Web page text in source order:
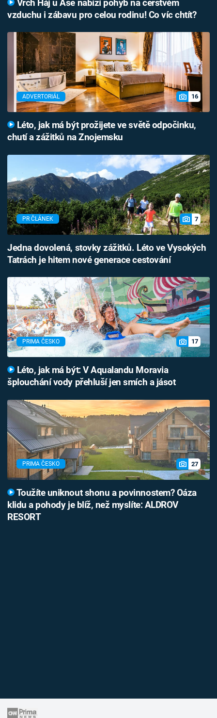
Vrch Háj u Aše nabízí pohyb na čerstvém
vzduchu i zábavu pro celou rodinu! Co víc chtít?
ADVERTORIÁL 16
Léto, jak má být prožijete ve světě odpočinku,
chutí a zážitků na Znojemsku
PR ČLÁNEK 7
Jedna dovolená, stovky zážitků. Léto ve Vysokých
Tatrách je hitem nové generace cestování
PRIMA ČESKO 17
Léto, jak má být: V Aqualandu Moravia
šplouchání vody přehluší jen smích a jásot
PRIMA ČESKO 27
Toužíte uniknout shonu a povinnostem? Oáza
klidu a pohody je blíž, než myslíte: ALDROV
RESORT